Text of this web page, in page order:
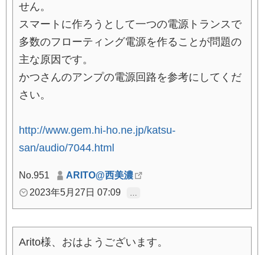
せん。
スマートに作ろうとして一つの電源トランスで
多数のフローティング電源を作ることが問題の
主な原因です。
かつさんのアンプの電源回路を参考にしてくだ
さい。
http://www.gem.hi-ho.ne.jp/katsu-
san/audio/7044.html
No.951
ARITO@西美濃
2023年5月27日 07:09
Arito様、おはようございます。